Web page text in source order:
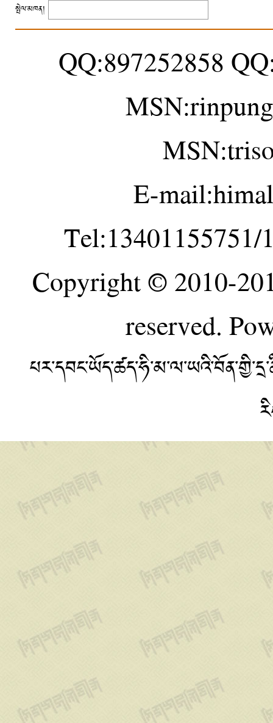
སྤེལ་མཁན།
QQ:897252858
E-
Tel:13401155751/
Copyright © 2010-
reserved.